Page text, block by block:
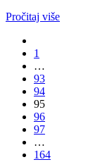
Pročitaj više
1
…
93
94
95
96
97
…
164